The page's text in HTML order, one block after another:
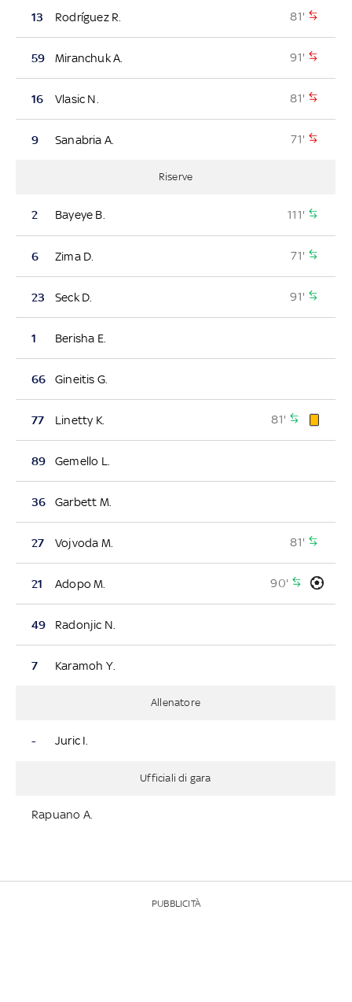
13 Rodríguez R. 81'
59 Miranchuk A. 91'
16 Vlasic N. 81'
9 Sanabria A. 71'
Riserve
2 Bayeye B. 111'
6 Zima D. 71'
23 Seck D. 91'
1 Berisha E.
66 Gineitis G.
77 Linetty K. 81'
89 Gemello L.
36 Garbett M.
27 Vojvoda M. 81'
21 Adopo M. 90'
49 Radonjic N.
7 Karamoh Y.
Allenatore
- Juric I.
Ufficiali di gara
Rapuano A.
PUBBLICITÀ